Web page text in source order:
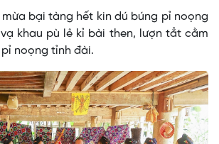
mừa bại tàng hết kin dú búng pỉ noọng
khau pù lẻ kỉ bài then, lượn tẳt cằm
noọng tỉnh đài.